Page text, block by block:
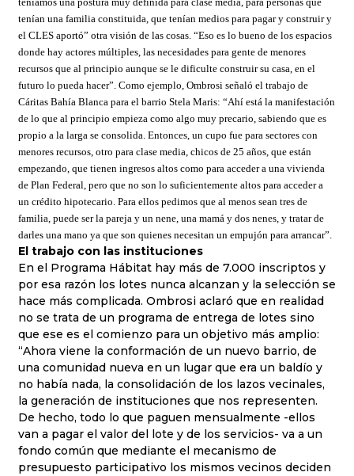
tenían una familia constituida, que tenían medios para pagar y construir y
el CLES aportó” otra visión de las cosas. “Eso es lo bueno de los espacios
donde hay actores múltiples, las necesidades para gente de menores
recursos que al principio aunque se le dificulte construir su casa, en el
futuro lo pueda hacer”. Como ejemplo, Ombrosi señaló el trabajo de
Cáritas Bahía Blanca para el barrio Stela Maris: “Ahí está la manifestación
de lo que al principio empieza como algo muy precario, sabiendo que es
propio a la larga se consolida. Entonces, un cupo fue para sectores con
menores recursos, otro para clase media, chicos de 25 años, que están
empezando, que tienen ingresos altos como para acceder a una vivienda
de Plan Federal, pero que no son lo suficientemente altos para acceder a
un crédito hipotecario. Para ellos pedimos que al menos sean tres de
familia, puede ser la pareja y un nene, una mamá y dos nenes, y tratar de
darles una mano ya que son quienes necesitan un empujón para arrancar”.
El trabajo con las instituciones
En el Programa Hábitat hay más de 7.000 inscriptos y
por esa razón los lotes nunca alcanzan y la selección se
hace más complicada. Ombrosi aclaró que en realidad
no se trata de un programa de entrega de lotes sino
que ese es el comienzo para un objetivo más amplio:
“Ahora viene la conformación de un nuevo barrio, de
una comunidad nueva en un lugar que era un baldío y
no había nada, la consolidación de los lazos vecinales,
la generación de instituciones que nos representen.
De hecho, todo lo que paguen mensualmente -ellos
van a pagar el valor del lote y de los servicios- va a un
fondo común que mediante el mecanismo de
presupuesto participativo los mismos vecinos deciden